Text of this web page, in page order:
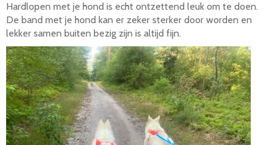
Hardlopen met je hond is echt ontzettend leuk om te doen.
De band met je hond kan er zeker sterker door worden en
lekker samen buiten bezig zijn is altijd fijn.